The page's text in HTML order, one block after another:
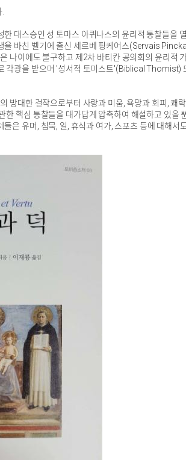
한 대스승인 성 토마스 아퀴나스의 윤리적 통찰들
을 바친 벨기에 출신 세르베 핑케어스(Servais
나이에도 불구하고 제2차 바티칸 공의회의 윤리적
각광을 받으며 '성서적 토미스트'(Biblical
방대한 걸작으로부터 사랑과 미움, 욕망과 회피, 쾌
한 핵심 통찰들을 대가답게 압축하여 해설하고 있을
은 유머, 침묵, 일, 휴식과 여가, 스포츠 등에 대해